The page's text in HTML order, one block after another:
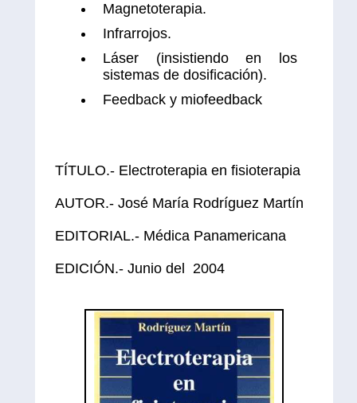
Magnetoterapia.
Infrarrojos.
Láser (insistiendo en los
sistemas de dosificación).
Feedback y miofeedback
TÍTULO.- Electroterapia en fisioterapia
AUTOR.- José María Rodríguez Martín
EDITORIAL.- Médica Panamericana
EDICIÓN.- Junio del 2004